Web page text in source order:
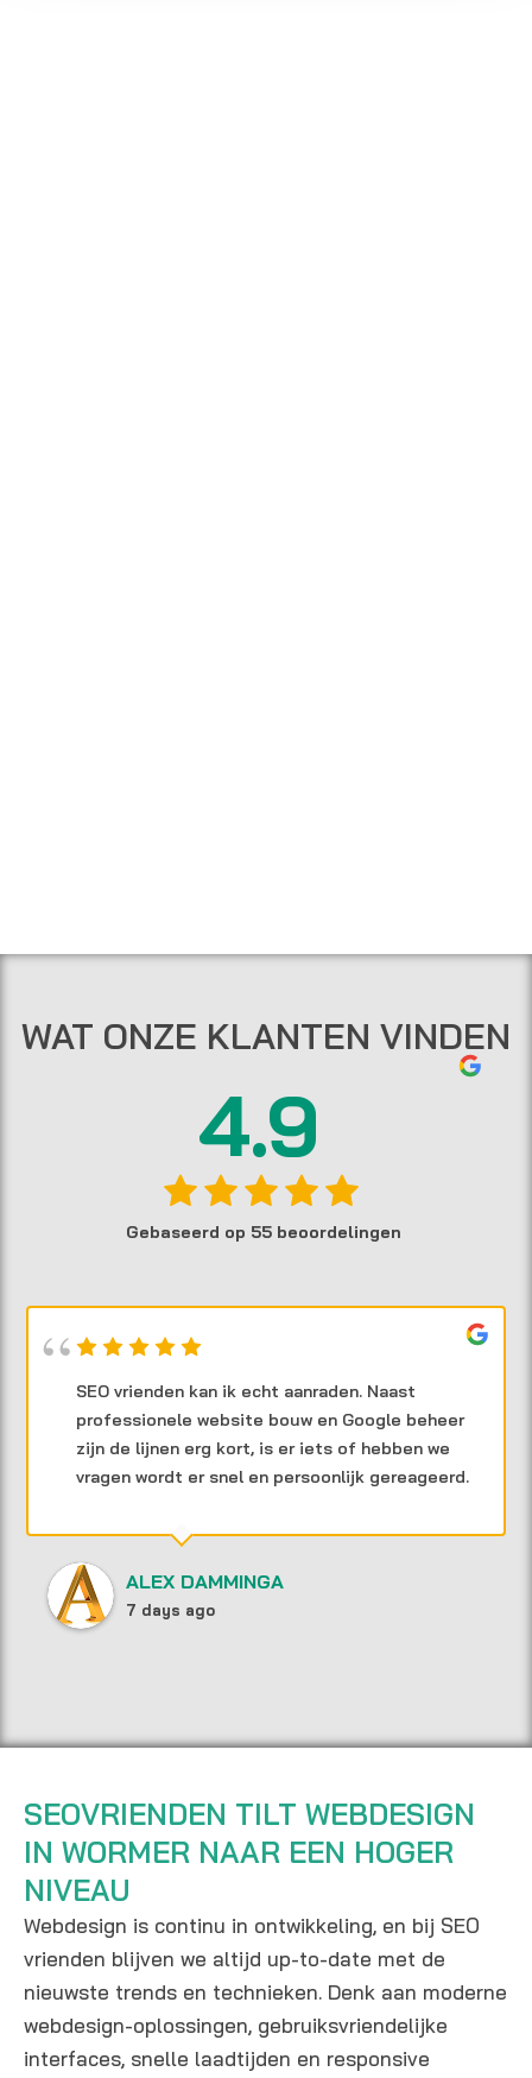
WAT ONZE KLANTEN VINDEN
4.9
Gebaseerd op 55 beoordelingen
SEO vrienden kan ik echt aanraden. Naast
professionele website bouw en Google beheer
zijn de lijnen erg kort, is er iets of hebben we
vragen wordt er snel en persoonlijk gereageerd.
ALEX DAMMINGA
7 days ago
SEOVRIENDEN TILT WEBDESIGN
IN WORMER NAAR EEN HOGER
NIVEAU
Webdesign is continu in ontwikkeling, en bij SEO
vrienden blijven we altijd up-to-date met de
nieuwste trends en technieken. Denk aan moderne
webdesign-oplossingen, gebruiksvriendelijke
interfaces, snelle laadtijden en responsive